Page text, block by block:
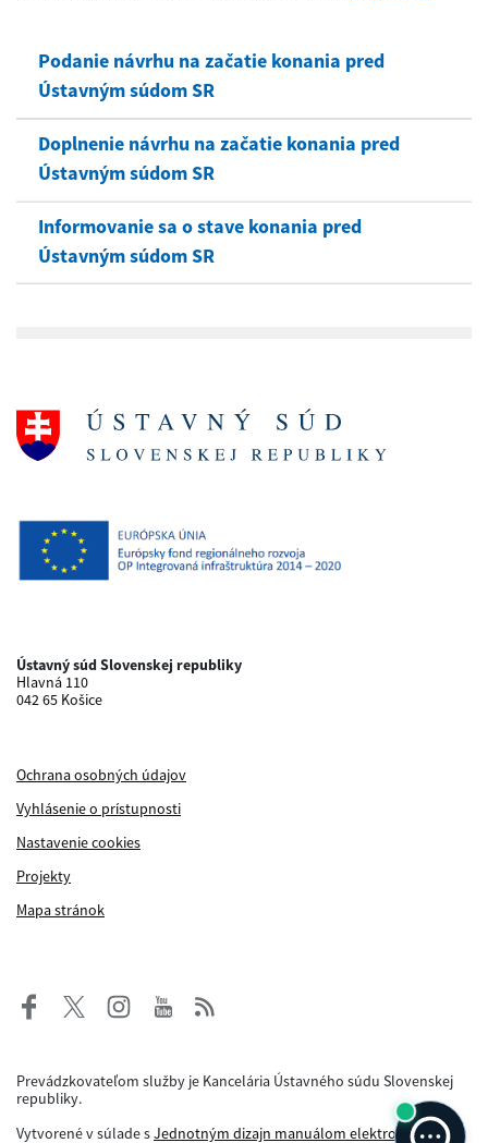
Podanie návrhu na začatie konania pred
Ústavným súdom SR
Doplnenie návrhu na začatie konania pred
Ústavným súdom SR
Informovanie sa o stave konania pred
Ústavným súdom SR
Ústavný súd Slovenskej republiky
Hlavná 110
042 65 Košice
Ochrana osobných údajov
Vyhlásenie o prístupnosti
Nastavenie cookies
Projekty
Mapa stránok
Prevádzkovateľom služby je Kancelária Ústavného súdu Slovenskej
republiky.
Vytvorené v súlade sJednotným dizajn manuálom elektronických